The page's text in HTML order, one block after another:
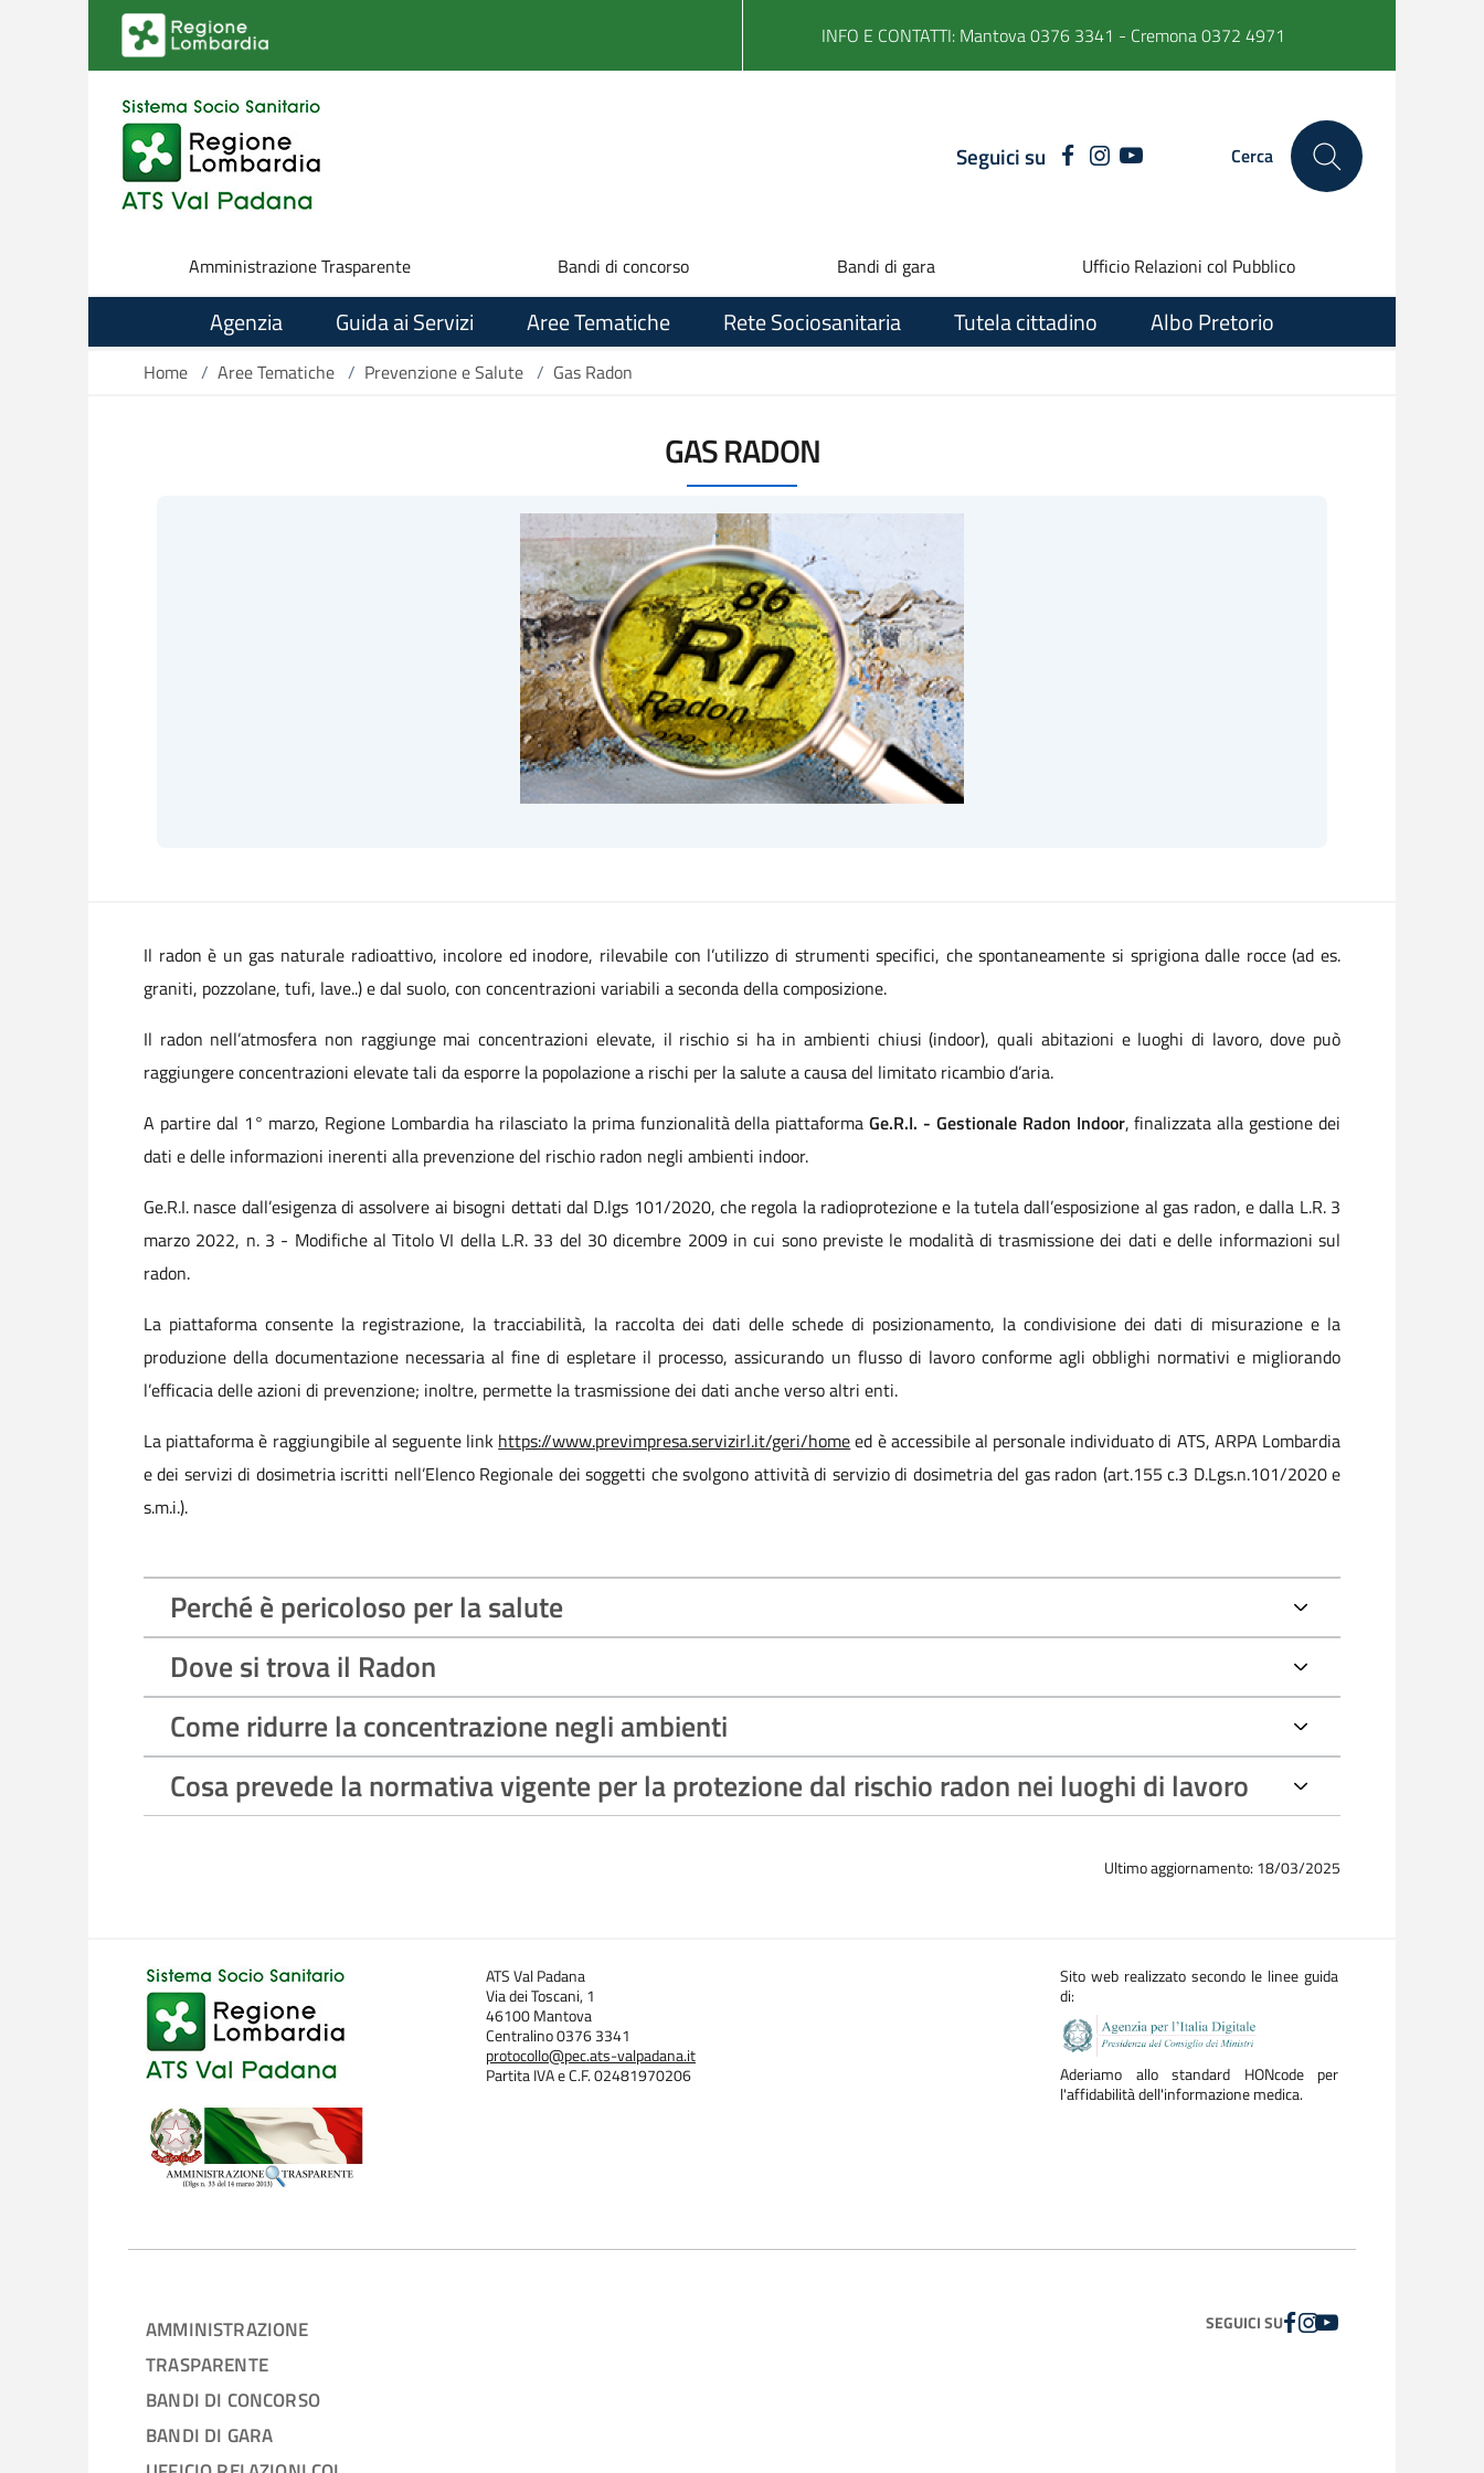
Salta al contenuto principale
INFO E CONTATTI: Mantova 0376 3341 - Cremona 0372 4971
Seguici suFACEBOOKINSTAGRAM
YOUTUBE Cerca
Amministrazione Trasparente Bandi di concorso Bandi di gara Ufficio Relazioni col Pubblico
Agenzia Guida ai Servizi Aree Tematiche Rete Sociosanitaria Tutela cittadino Albo Pretorio
Home / Aree Tematiche / Prevenzione e Salute / Gas Radon
GAS RADON
Il radon è un gas naturale radioattivo, incolore ed inodore, rilevabile con l’utilizzo di strumenti specifici, che spontaneamente si sprigiona dalle rocce (ad es.
graniti, pozzolane, tufi, lave..) e dal suolo, con concentrazioni variabili a seconda della composizione.
Il radon nell’atmosfera non raggiunge mai concentrazioni elevate, il rischio si ha in ambienti chiusi (indoor), quali abitazioni e luoghi di lavoro, dove può
raggiungere concentrazioni elevate tali da esporre la popolazione a rischi per la salute a causa del limitato ricambio d’aria.
A partire dal 1° marzo, Regione Lombardia ha rilasciato la prima funzionalità della piattaformaGe.R.I. - Gestionale Radon Indoor, finalizzata alla gestione dei
dati e delle informazioni inerenti alla prevenzione del rischio radon negli ambienti indoor.
Ge.R.I. nasce dall’esigenza di assolvere ai bisogni dettati dal D.lgs 101/2020, che regola la radioprotezione e la tutela dall’esposizione al gas radon, e dalla L.R. 3
marzo 2022, n. 3 - Modifiche al Titolo VI della L.R. 33 del 30 dicembre 2009 in cui sono previste le modalità di trasmissione dei dati e delle informazioni sul
radon.
La piattaforma consente la registrazione, la tracciabilità, la raccolta dei dati delle schede di posizionamento, la condivisione dei dati di misurazione e la
produzione della documentazione necessaria al fine di espletare il processo, assicurando un flusso di lavoro conforme agli obblighi normativi e migliorando
l’efficacia delle azioni di prevenzione; inoltre, permette la trasmissione dei dati anche verso altri enti.
La piattaforma è raggiungibile al seguente link https://www.previmpresa.servizirl.it/geri/homeed è accessibile al personale individuato di ATS, ARPA Lombardia
e dei servizi di dosimetria iscritti nell’Elenco Regionale dei soggetti che svolgono attività di servizio di dosimetria del gas radon (art.155 c.3 D.Lgs.n.101/2020 e
s.m.i.).
Perché è pericoloso per la salute
Dove si trova il Radon
Come ridurre la concentrazione negli ambienti
Cosa prevede la normativa vigente per la protezione dal rischio radon nei luoghi di lavoro
Ultimo aggiornamento: 18/03/2025
ATS Val Padana
Via dei Toscani, 1
46100 Mantova
Centralino 0376 3341
protocollo@pec.ats-valpadana.it
Partita IVA e C.F. 02481970206
Sito web realizzato secondo le linee guida
di:
Aderiamo allo standard HONcode per
l'affidabilità dell'informazione medica.
AMMINISTRAZIONE
TRASPARENTE
BANDI DI CONCORSO
BANDI DI GARA
SEGUICI SUFACEBOOK
INSTAGRAM
YOUTUBE